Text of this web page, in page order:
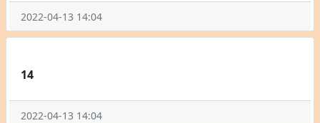
2022-04-13 14:04
14
2022-04-13 14:04